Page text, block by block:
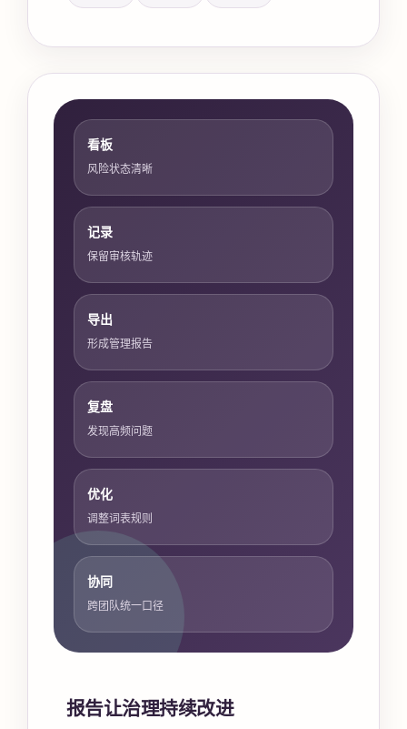
看板
风险状态清晰
记录
保留审核轨迹
导出
形成管理报告
复盘
发现高频问题
优化
调整词表规则
协同
跨团队统一口径
报告让治理持续改进